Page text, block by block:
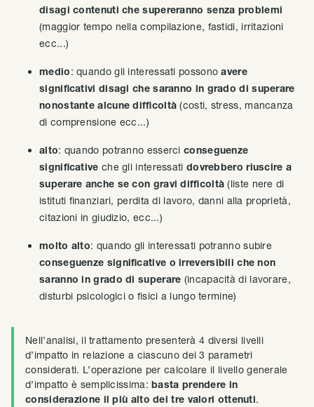
disagi contenuti che supereranno senza problemi
(maggior tempo nella compilazione, fastidi, irritazioni
ecc...)
medio: quando gli interessati possonoavere
significativi disagi che saranno in grado di superare
nonostante alcune difficoltà (costi, stress, mancanza
di comprensione ecc...)
alto: quando potranno esserciconseguenze
significative che gli interessati dovrebbero riuscire a
superare anche se con gravi difficoltà (liste nere di
istituti finanziari, perdita di lavoro, danni alla proprietà,
citazioni in giudizio, ecc...)
molto alto: quando gli interessati potranno subire
conseguenze significative o irreversibili che non
saranno in grado di superare (incapacità di lavorare,
disturbi psicologici o fisici a lungo termine)
Nell’analisi, il trattamento presenterà 4 diversi livelli
d’impatto in relazione a ciascuno dei 3 parametri
considerati. L’operazione per calcolare il livello generale
d’impatto è semplicissima:basta prendere in
considerazione il più alto dei tre valori ottenuti.